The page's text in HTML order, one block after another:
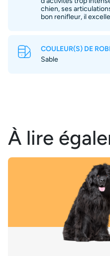
chien, ses
bon renifleur, il
COULEUR(S) DE
Sable
À lire